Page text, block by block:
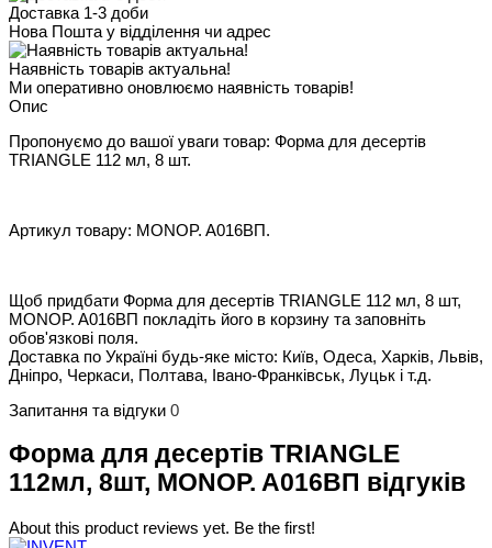
Доставка 1-3 доби
Нова Пошта у відділення чи адрес
Наявність товарів актуальна!
Ми оперативно оновлюємо наявність товарів!
Опис
Пропонуємо до вашої уваги товар: Форма для десертів
TRIANGLE 112 мл, 8 шт.
Артикул товару: MONOP. A016ВП.
Щоб придбати Форма для десертів TRIANGLE 112 мл, 8 шт,
MONOP. A016ВП покладіть його в корзину та заповніть
обов'язкові поля.
Доставка по Україні будь-яке місто: Київ, Одеса, Харків, Львів,
Дніпро, Черкаси, Полтава, Івано-Франківськ, Луцьк і т.д.
Запитання та відгуки 0
Форма для десертів TRIANGLE
112мл, 8шт, MONOP. A016ВП відгуків
About this product reviews yet. Be the first!